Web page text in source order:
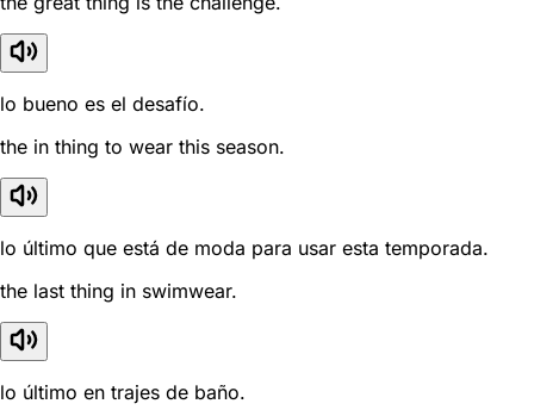
lo bueno es el desafío.
the in thing to wear this season.
lo último que está de moda para usar esta temporada.
the last thing in swimwear.
lo último en trajes de baño.